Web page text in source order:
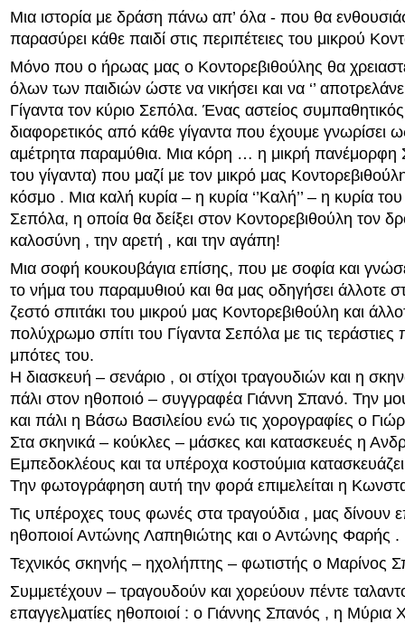
Μια ιστορία με δράση πάνω απ’ όλα - που θα
παρασύρει κάθε παιδί στις περιπέτειες του μικρού
Μόνο που ο ήρωας μας ο Κοντορεβιθούλης θα
όλων των παιδιών ώστε να νικήσει και να ‘’
Γίγαντα τον κύριο Σεπόλα. Ένας αστείος συμπαθητικός
διαφορετικός από κάθε γίγαντα που έχουμε γνωρίσει
αμέτρητα παραμύθια. Μια κόρη … η μικρή πανέμορφη
του γίγαντα) που μαζί με τον μικρό μας
κόσμο . Μια καλή κυρία – η κυρία ‘’Καλή’’ – η κυρία του
Σεπόλα, η οποία θα δείξει στον Κοντορεβιθούλη τον
καλοσύνη , την αρετή , και την αγάπη!
Μια σοφή κουκουβάγια επίσης, που με σοφία και
το νήμα του παραμυθιού και θα μας οδηγήσει άλλοτε
ζεστό σπιτάκι του μικρού μας Κοντορεβιθούλη και
πολύχρωμο σπίτι του Γίγαντα Σεπόλα με τις
μπότες του.
Η διασκευή – σενάριο , οι στίχοι τραγουδιών και η
πάλι στον ηθοποιό – συγγραφέα Γιάννη Σπανό. Την
και πάλι η Βάσω Βασιλείου ενώ τις χορογραφίες ο
Στα σκηνικά – κούκλες – μάσκες και κατασκευές η
Εμπεδοκλέους και τα υπέροχα κοστούμια
Την φωτογράφηση αυτή την φορά επιμελείται η
Τις υπέροχες τους φωνές στα τραγούδια , μας δίνουν
ηθοποιοί Αντώνης Λαπηθιώτης και ο Αντώνης Φαρής .
Τεχνικός σκηνής – ηχολήπτης – φωτιστής ο Μαρίνος
Συμμετέχουν – τραγουδούν και χορεύουν πέντε
επαγγελματίες ηθοποιοί : ο Γιάννης Σπανός , η